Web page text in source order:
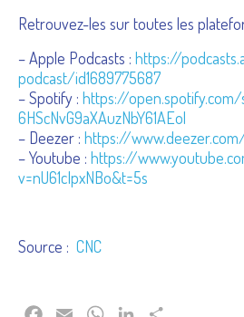
Retrouvez-les sur toutes les
– Apple Podcasts : https://
podcast/id1689775687
– Spotify : https://
6HScNvG9aXAuzNbY61AEol
– Deezer : https://
– Youtube : https://
v=nU61cIpxNBo&t=5s
Source : CNC